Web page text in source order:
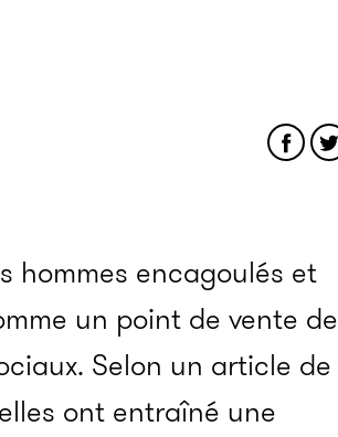
hommes encagoulés et
un point de vente de
Selon un article de
ont entraîné une